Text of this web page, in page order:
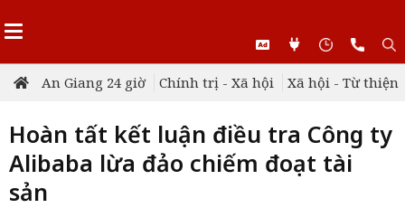
An Giang 24 giờ Chính trị - Xã hội Xã hội - Từ thiện
Hoàn tất kết luận điều tra Công ty
Alibaba lừa đảo chiếm đoạt tài
sản